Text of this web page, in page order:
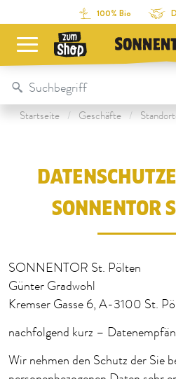
Direkt zum Inhalt
Zum Inhaltsverzeichnis
Direkt zum Menü 100% Bio
Table Of Content
Datenschutzerklärung
Startseite Geschäfte
SONNENTOR
SONNENTOR St. Pölten
Günter Gradwohl
Kremser Gasse 6, A-3100 St.
nachfolgend kurz –
Wir nehmen den Schutz der Sie